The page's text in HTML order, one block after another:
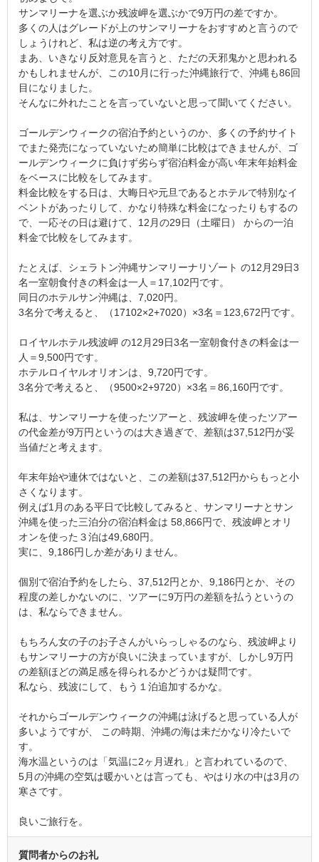
サンマリーナを選ぶか残波岬を選ぶかで9万円の差ですか。
多くの人はグレードが上のサンマリーナをおすすめと言うので
しょうけれど、私は逆の考え方です。
まあ、いきなり反対意見を言うと、ただの天邪鬼かと思われる
かもしれませんが、この10月に行った沖縄旅行で、沖縄も86回
目になりました。
そんなに外れたことを言っていないと思って聞いてください。
ゴールデンウィークの宿泊予約というのか、多くの予約サイト
でまた発売になっていないため簡単に比較はできませんが、ゴ
ールデンウィークに負けず劣らず宿泊料金が高い年末年始料金
をベースに比較をしてみます。
料金比較をする日は、大晦日や元旦であるとホテルで特別なイ
ベントがあったりして、かなり特殊な料金になったりもするの
で、一応その日は避けて、12月の29日（土曜日） からの一泊
料金で比較をしてみます。
たとえば、シェラトン沖縄サンマリーナリゾート の12月29日3
名一室朝食付きの料金は一人＝17,102円です。
同日のホテルサン沖縄は、7,020円。
3名分で考えると、（17102×2+7020）×3名＝123,672円です。
ロイヤルホテル残波岬 の12月29日3名一室朝食付きの料金は一
人＝9,500円です。
ホテルロイヤルオリオンは、9,720円です。
3名分で考えると、（9500×2+9720）×3名＝86,160円です。
私は、サンマリーナを使ったツアーと、残波岬を使ったツアー
の代金差が9万円というのは大き過ぎで、差額は37,512円が妥
当値だと考えます。
年末年始や連休ではないと、この差額は37,512円からもっと小
さくなります。
例えば1月のある平日で比較してみると、サンマリーナとサン
沖縄を使った三泊分の宿泊料金は 58,866円で、残波岬とオリ
オンを使った３泊は49,680円。
実に、9,186円しか差がありません。
個別で宿泊予約をしたら、37,512円とか、9,186円とか、その
程度の差しかないのに、ツアーに9万円の差額を払うというの
は、私ならできません。
もちろん女の子のお子さんがいらっしゃるのなら、残波岬より
もサンマリーナの方が良いに決まっていますが、しかし9万円
の差額ほどの満足感を得られるかどうかは疑問です。
私なら、残波にして、もう１泊追加するかな。
それからゴールデンウィークの沖縄は泳げると思っている人が
多いようですが、 この時期、沖縄の海は未だかなり冷たいで
す。
海水温というのは「気温に2ヶ月遅れ」と言われているので、
5月の沖縄の空気は暖かいとは言っても、やはり水の中は3月の
寒さです。
良いご旅行を。
質問者からのお礼